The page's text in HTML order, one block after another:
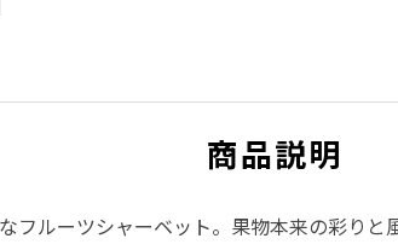
商品説明
フルーツシャーベット。果物本来の彩り